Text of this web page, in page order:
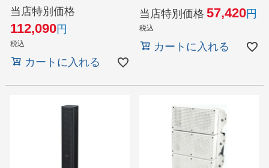
当店特別価格
112,090
税込
カートに入れる
当店特別価格 57,420
税込
カートに入れる